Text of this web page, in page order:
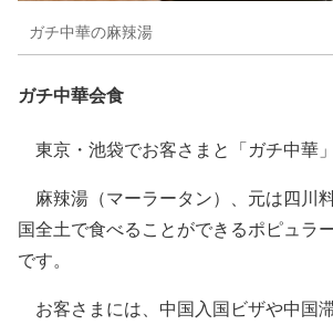
ガチ中華の麻辣湯
ガチ中華会食
東京・池袋でお客さまと「ガチ中華」
麻辣湯（マーラータン）、元は四川
国全土で食べることができるポピュラ
です。
お客さまには、中国入国ビザや中国